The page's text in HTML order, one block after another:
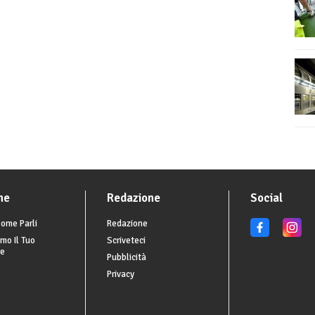
Parli
Il Tuo
Redazione
Redazione
Scriveteci
Pubblicità
Privacy
Social